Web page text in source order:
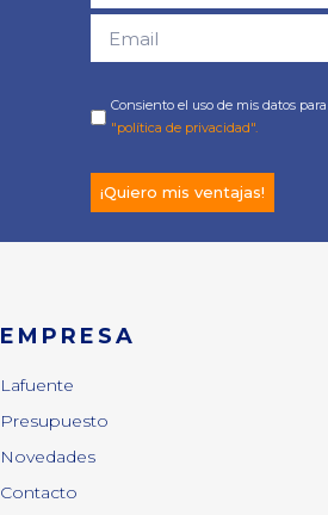
Consiento el uso de mis datos
"política de privacidad".
¡Quiero mis ventajas!
EMPRESA
Lafuente
Presupuesto
Novedades
Contacto